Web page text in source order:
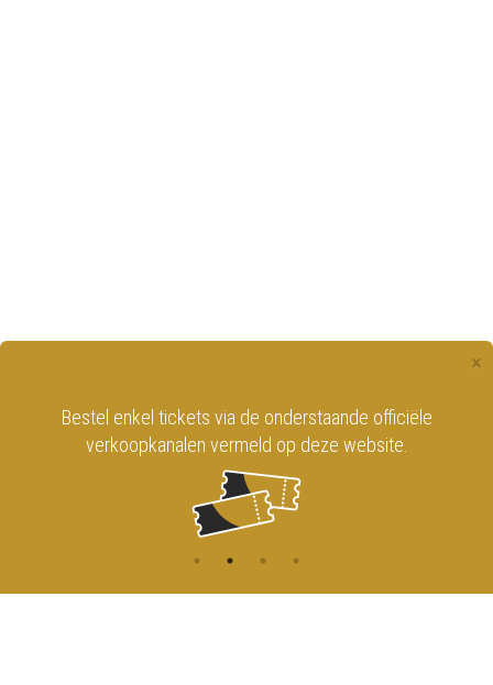
×
Bestel enkel tickets via de onderstaande officiële
verkoopkanalen vermeld op deze website.